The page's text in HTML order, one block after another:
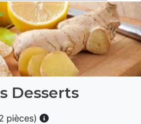
Desserts
pièces)